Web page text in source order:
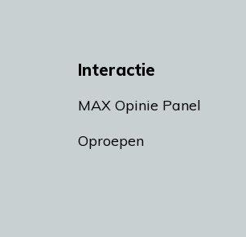
Interactie
MAX Opinie Panel
Oproepen